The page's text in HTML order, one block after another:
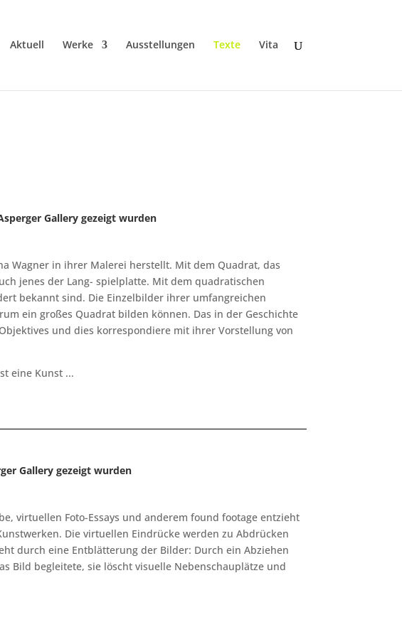
Aktuell Werke Ausstellungen Texte Vita
Gallery gezeigt wurden
Wagner in ihrer Malerei herstellt. Mit dem Quadrat, das
jenes der Lang- spielplatte. Mit dem quadratischen
bekannt sind. Die Einzelbilder ihrer umfangreichen
ein großes Quadrat bilden können. Das in der Geschichte
und dies korrespondiere mit ihrer Vorstellung von
eine Kunst ...
Gallery gezeigt wurden
virtuellen Foto-Essays und anderem found footage entzieht
Die virtuellen Eindrücke werden zu Abdrücken
durch eine Entblätterung der Bilder: Durch ein Abziehen
Bild begleitete, sie löscht visuelle Nebenschauplätze und